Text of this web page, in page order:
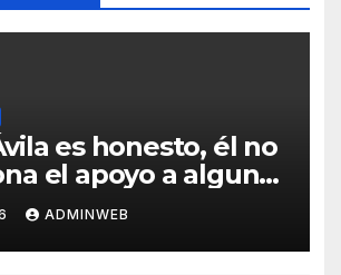
es honesto, él no
el apoyo a alguna
por una
ADMINWEB